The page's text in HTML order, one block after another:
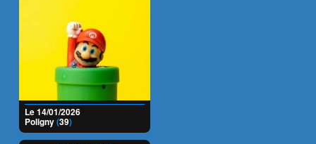
Le 14/01/2026
Poligny(39)